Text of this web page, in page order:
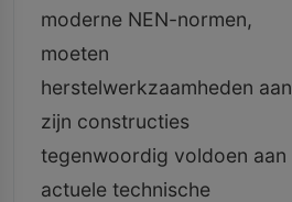
moderne NEN-normen,
moeten
herstelwerkzaamheden aan
zijn constructies
tegenwoordig voldoen aan
actuele technische